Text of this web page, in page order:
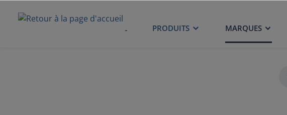
ACCUEIL PRODUITS MARQUES